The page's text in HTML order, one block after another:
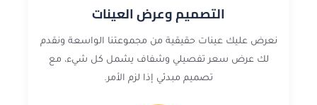
التصميم وعرض العينات
نعرض عليك عينات حقيقية من مجموعتنا الواسعة ونقدم
لك عرض سعر تفصيلي وشفاف يشمل كل شيء، مع
تصميم مبدئي إذا لزم الأمر.